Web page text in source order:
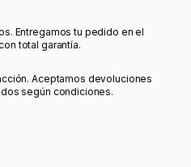
Entregamos tu pedido en el
total garantía.
Aceptamos devoluciones
según condiciones.